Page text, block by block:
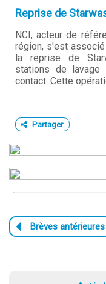
Reprise de
NCI, acteur de
région, s'est
la reprise de
stations de lavage
contact. Cette
Partager